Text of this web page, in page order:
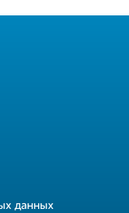
данных